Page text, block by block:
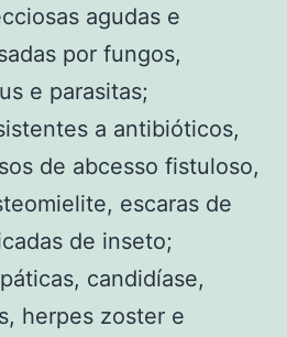
agudas e
por fungos,
e parasitas;
a antibióticos,
de abcesso fistuloso,
escaras de
de inseto;
candidíase,
herpes zoster e